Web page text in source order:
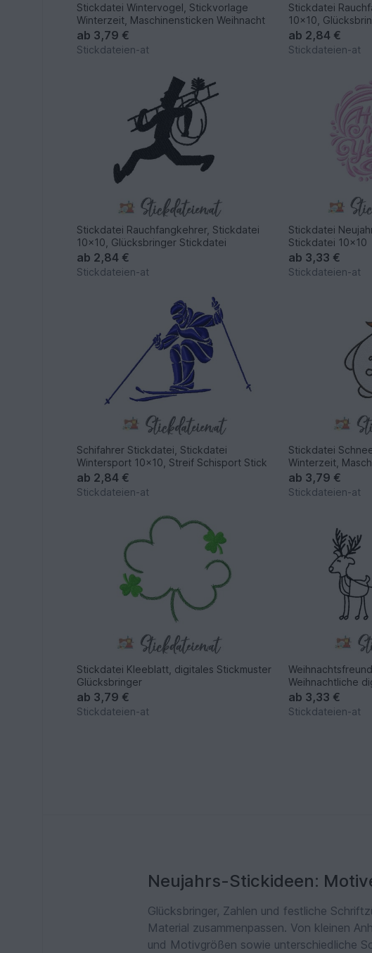
Stickdatei Wintervogel, Stickvorlage
Winterzeit, Maschinensticken Weihnacht
ab 3,79 €
Stickdateien-at
Stickdatei
10x10,
ab 2,84 €
Stickdateien-at
Stickdatei Rauchfangkehrer, Stickdatei
10x10, Glücksbringer Stickdatei
ab 2,84 €
Stickdateien-at
Stickdatei
Stickdatei 10x10
ab 3,33 €
Stickdateien-at
Schifahrer Stickdatei, Stickdatei
Wintersport 10x10, Streif Schisport Stick
ab 2,84 €
Stickdateien-at
Stickdatei
Winterzeit,
ab 3,79 €
Stickdateien-at
Stickdatei Kleeblatt, digitales Stickmuster
Glücksbringer
ab 3,79 €
Stickdateien-at
Weihnachtliche
ab 3,33 €
Stickdateien-at
Neujahrs-Stickideen:
Glücksbringer, Zahlen und festliche
Material zusammenpassen. Von kleinen
und Motivgrößen sowie unterschiedliche